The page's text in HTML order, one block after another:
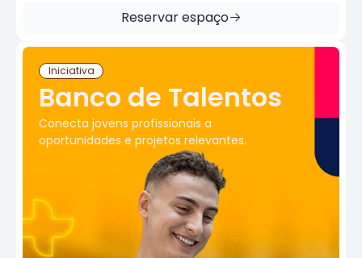
Reservar espaço
Iniciativa
Banco de Talentos
Conecta jovens profissionais a
oportunidades e projetos relevantes.